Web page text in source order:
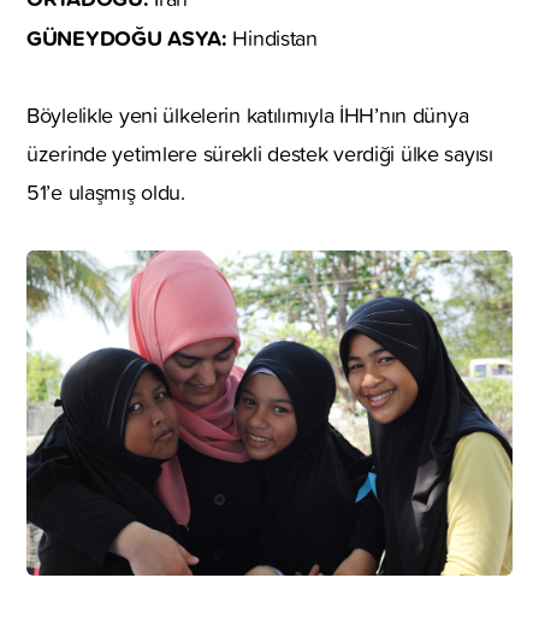
GÜNEYDOĞU ASYA: Hindistan
Böylelikle yeni ülkelerin katılımıyla İHH’nın dünya
üzerinde yetimlere sürekli destek verdiği ülke sayısı
51’e ulaşmış oldu.